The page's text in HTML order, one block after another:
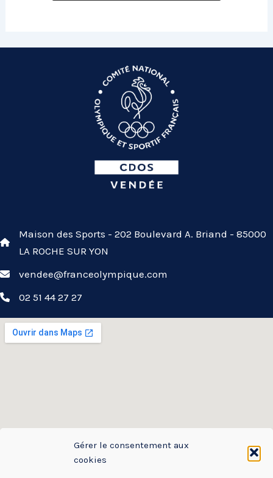
Gérer le consentement aux
cookies
Maison des Sports - 202 Boulevard A. Briand - 85000
LA ROCHE SUR YON
vendee@franceolympique.com
02 51 44 27 27